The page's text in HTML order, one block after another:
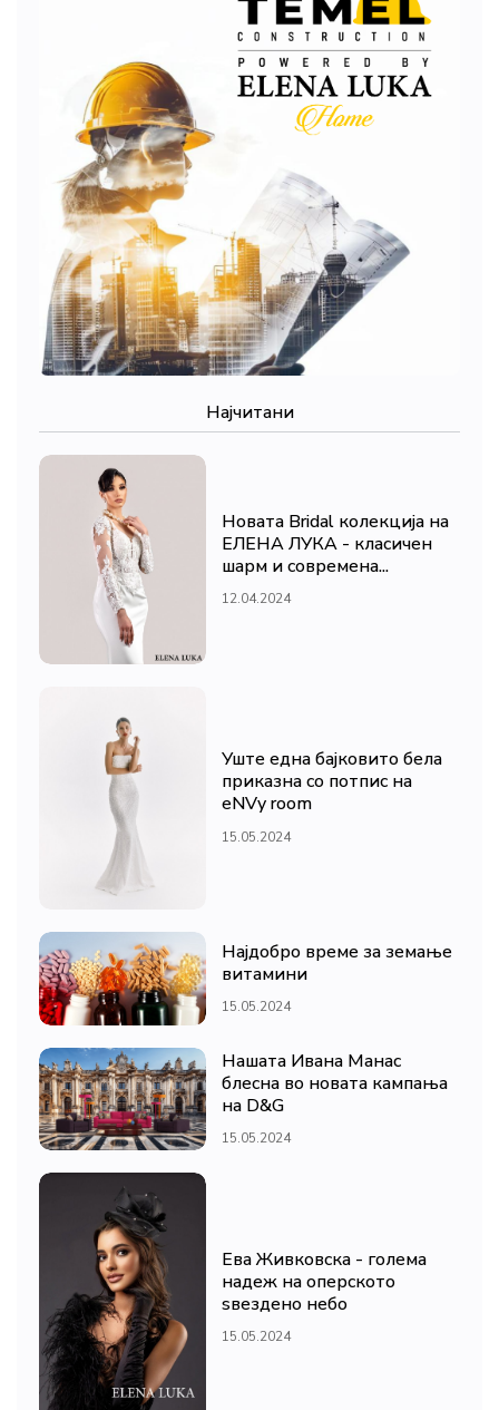
Најчитани
Новата Bridal колекција на
ЕЛЕНА ЛУКА - класичен
шарм и современа...
12.04.2024
Уште една бајковито бела
приказна со потпис на
eNVy room
15.05.2024
Најдобро време за земање
витамини
15.05.2024
Нашата Ивана Манас
блесна во новата кампања
на D&G
15.05.2024
Ева Живковска - голема
надеж на оперското
ѕвездено небо
15.05.2024